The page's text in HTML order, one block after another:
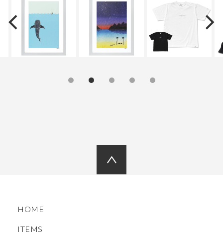
HOME
ITEMS